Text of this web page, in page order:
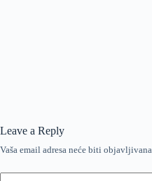
Leave a Reply
Vaša email adresa neće biti objavljivana.